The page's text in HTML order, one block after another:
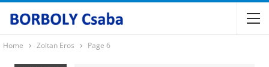
Home Zoltan Eros Page 6